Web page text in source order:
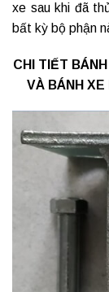
xe sau khi đã
bất kỳ bộ phận
CHI TIẾT
VÀ BÁNH